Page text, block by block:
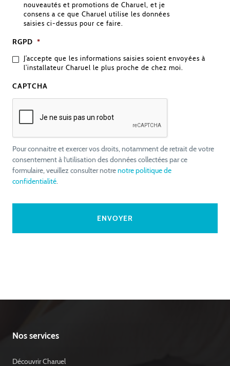
nouveautés et promotions de Charuel, et je
consens a ce que Charuel utilise les données
saisies ci-dessus pour ce faire.
RGPD *
J’accepte que les informations saisies soient envoyées à
l’installateur Charuel le plus proche de chez moi.
CAPTCHA
Pour connaitre et exercer vos droits, notamment de retrait de votre
consentement à l’utilisation des données collectées par ce
formulaire, veuillez consulter notrenotre politique de
confidentialité.
Nos services
Découvrir Charuel